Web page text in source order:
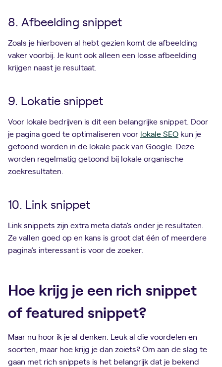
8. Afbeelding snippet
Zoals je hierboven al hebt gezien komt de afbeelding
vaker voorbij. Je kunt ook alleen een losse afbeelding
krijgen naast je resultaat.
9. Lokatie snippet
Voor lokale bedrijven is dit een belangrijke snippet. Door
je pagina goed te optimaliseren voor lokale SEO kun je
getoond worden in de lokale pack van Google. Deze
worden regelmatig getoond bij lokale organische
zoekresultaten.
10. Link snippet
Link snippets zijn extra meta data’s onder je resultaten.
Ze vallen goed op en kans is groot dat één of meerdere
pagina’s interessant is voor de zoeker.
Hoe krijg je een rich snippet
of featured snippet?
Maar nu hoor ik je al denken. Leuk al die voordelen en
soorten, maar hoe krijg je dan zoiets? Om aan de slag te
gaan met rich snippets is het belangrijk dat je bekend